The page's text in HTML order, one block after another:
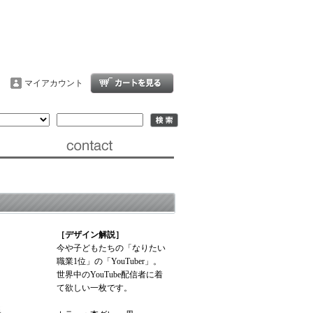
マイアカウント
［デザイン解説］
今や子どもたちの「なりたい
職業1位」の「YouTuber」。
世界中のYouTube配信者に着
て欲しい一枚です。